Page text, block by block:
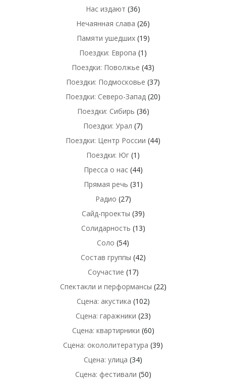
Нас издают (36)
Нечаянная слава (26)
Памяти ушедших(19)
Поездки: Европа (1)
Поездки: Поволжье (43)
Поездки: Подмосковье (37)
Поездки: Северо-Запад (20)
Поездки: Сибирь (36)
Поездки: Урал (7)
Поездки: Центр России (44)
Поездки: Юг (1)
Пресса о нас(44)
Прямая речь (31)
Радио (27)
Сайд-проекты (39)
Солидарность (13)
Соло (54)
Состав группы (42)
Соучастие (17)
Спектакли и перформансы (22)
Сцена: акустика (102)
Сцена: гаражники (23)
Сцена: квартирники (60)
Сцена: окололитература (39)
Сцена: улица (34)
Сцена: фестивали (50)